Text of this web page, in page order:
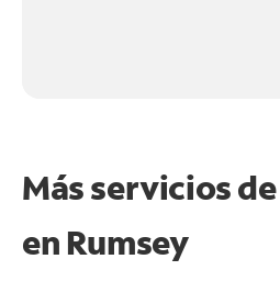
Más servicios
en Rumsey